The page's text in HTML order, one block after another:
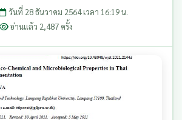
วันที่ 28 ธันวาคม 2564 เวลา 16:19 น.
อ่านแล้ว 2,487 ครั้ง